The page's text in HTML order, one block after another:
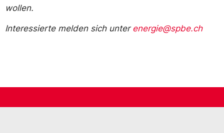
wollen.
Interessierte melden sich unter energie@spbe.ch